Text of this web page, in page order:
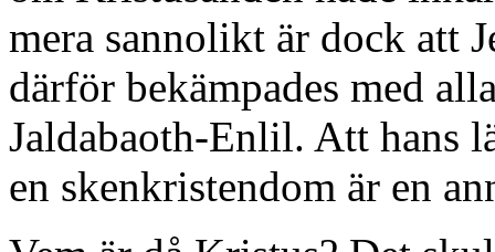
mera sannolikt är dock att
därför bekämpades med
Jaldabaoth-Enlil. Att hans
en skenkristendom är en